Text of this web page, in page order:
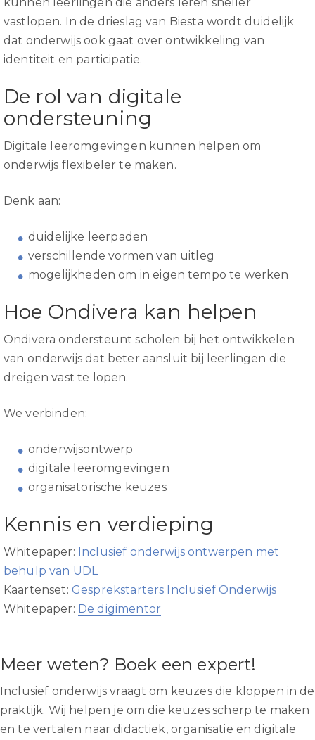
vastlopen. In de drieslag van Biesta wordt duidelijk
dat onderwijs ook gaat over ontwikkeling van
identiteit en participatie.
De rol van digitale
ondersteuning
Digitale leeromgevingen kunnen helpen om
onderwijs flexibeler te maken.
Denk aan:
duidelijke leerpaden
verschillende vormen van uitleg
mogelijkheden om in eigen tempo te werken
Hoe Ondivera kan helpen
Ondivera ondersteunt scholen bij het ontwikkelen
van onderwijs dat beter aansluit bij leerlingen die
dreigen vast te lopen.
We verbinden:
onderwijsontwerp
digitale leeromgevingen
organisatorische keuzes
Kennis en verdieping
Whitepaper: Inclusief onderwijs ontwerpen met
behulp van UDL
Kaartenset: Gesprekstarters Inclusief Onderwijs
Whitepaper: De digimentor
Meer weten? Boek een expert!
Inclusief onderwijs vraagt om keuzes die kloppen in de
praktijk. Wij helpen je om die keuzes scherp te maken
en te vertalen naar didactiek, organisatie en digitale